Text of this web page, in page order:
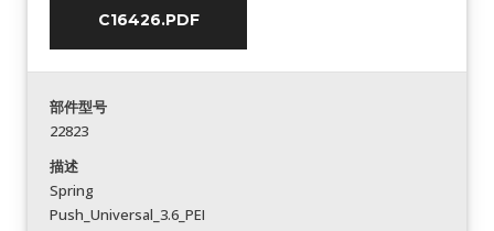
C16426.PDF
部件型号
22823
描述
Spring
Push_Universal_3.6_PEI